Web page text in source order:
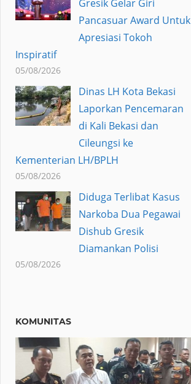
Gresik Gelar Giri
Pancasuar Award Untuk
Apresiasi Tokoh
Inspiratif
05/08/2026
Dinas LH Kota Bekasi
Laporkan Pencemaran
di Kali Bekasi dan
Cileungsi ke
Kementerian LH/BPLH
05/08/2026
Diduga Terlibat Kasus
Narkoba Dua Pegawai
Dishub Gresik
Diamankan Polisi
05/08/2026
KOMUNITAS